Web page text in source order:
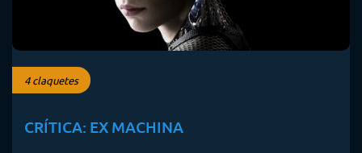
4 claquetes
CRÍTICA: EX MACHINA